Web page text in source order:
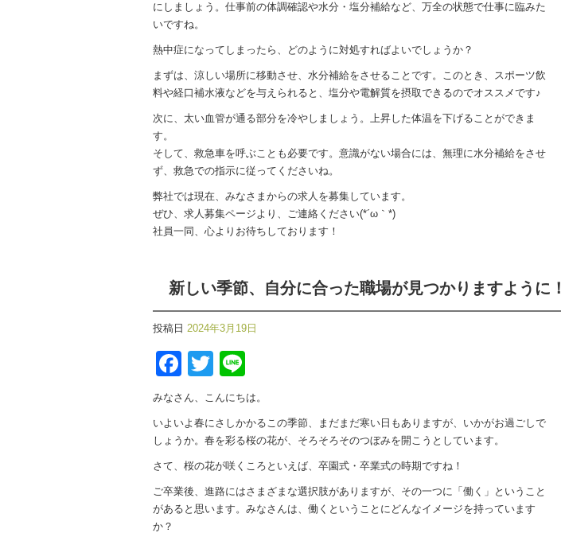
にしましょう。仕事前の体調確認や水分・塩分補給など、万全の状態で仕事に臨みた
いですね。
熱中症になってしまったら、どのように対処すればよいでしょうか？
まずは、涼しい場所に移動させ、水分補給をさせることです。このとき、スポーツ飲
料や経口補水液などを与えられると、塩分や電解質を摂取できるのでオススメです♪
次に、太い血管が通る部分を冷やしましょう。上昇した体温を下げることができま
す。
そして、救急車を呼ぶことも必要です。意識がない場合には、無理に水分補給をさせ
ず、救急での指示に従ってくださいね。
弊社では現在、みなさまからの求人を募集しています。
ぜひ、求人募集ページより、ご連絡ください(*´ω｀*)
社員一同、心よりお待ちしております！
新しい季節、自分に合った職場が見つかりますように！
投稿日 2024年3月19日
Facebook
Twitter
みなさん、こんにちは。
いよいよ春にさしかかるこの季節、まだまだ寒い日もありますが、いかがお過ごしで
しょうか。春を彩る桜の花が、そろそろそのつぼみを開こうとしています。
さて、桜の花が咲くころといえば、卒園式・卒業式の時期ですね！
ご卒業後、進路にはさまざまな選択肢がありますが、その一つに「働く」ということ
があると思います。みなさんは、働くということにどんなイメージを持っています
か？